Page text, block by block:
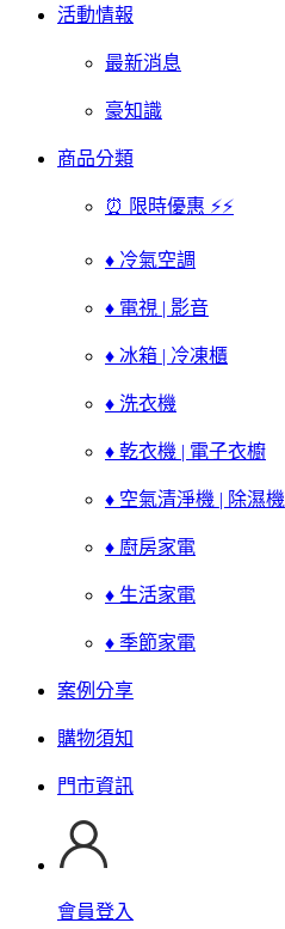
活動情報
最新消息
豪知識
商品分類
⏰ 限時優惠 ⚡⚡
♦ 冷氣空調
♦ 電視 | 影音
♦ 冰箱 | 冷凍櫃
♦ 洗衣機
♦ 乾衣機 | 電子衣櫥
♦ 空氣清淨機 | 除濕機
♦ 廚房家電
♦ 生活家電
♦ 季節家電
案例分享
購物須知
門市資訊
會員登入